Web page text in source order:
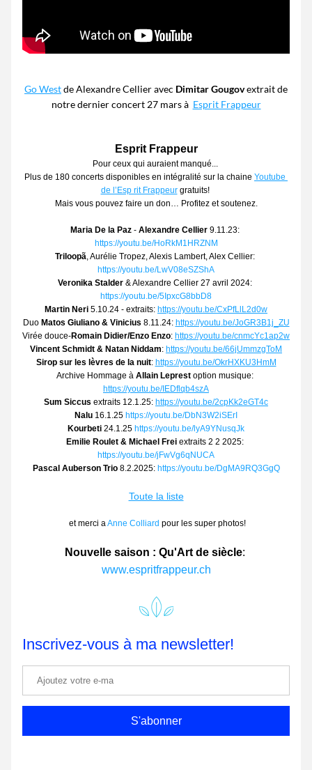
Go West de Alexandre Cellier avec Dimitar Gougov extrait de
notre dernier concert 27 mars à Esprit Frappeur
Esprit Frappeur
Pour ceux qui auraient manqué...
Plus de 180 concerts disponibles en intégralité sur la chaine Youtube
de l’Esp rit Frappeur gratuits!
Mais vous pouvez faire un don… Profitez et soutenez.
Maria De la Paz - Alexandre Cellier
https://youtu.be/HoRkM1HRZNM
Triloopã
https://youtu.be/LwV08eSZShA
Veronika Stalder
https://youtu.be/5IpxcG8bbD8
Martin Neri 5.10.24 - extraits: https://youtu.be/CxPfLlL2d0w
Duo Matos Giuliano & Vinicius 8.11.24: https://youtu.be/JoGR3B1j_ZU
Virée douce-Romain Didier/Enzo Enzo: https://youtu.be/cnmcYc1ap2w
Vincent Schmidt & Natan Niddam: https://youtu.be/66jUmmzgToM
Sirop sur les lèvres de la nuit: https://youtu.be/OkrHXKU3HmM
Archive Hommage à Allain Leprest
https://youtu.be/IEDflqb4szA
Sum Siccus extraits 12.1.25: https://youtu.be/2cpKk2eGT4c
Nalu 16.1.25 https://youtu.be/DbN3W2iSErI
Kourbeti 24.1.25 https://youtu.be/lyA9YNusqJk
Emilie Roulet & Michael Frei
https://youtu.be/jFwVg6qNUCA
Pascal Auberson Trio 8.2.2025: https://youtu.be/DgMA9RQ3GgQ
Toute la liste
et merci a Anne Colliard pour les super photos!
Nouvelle saison : Qu'Art de siècle
www.espritfrappeur.ch
Inscrivez-vous à ma newsletter!
S'abonner